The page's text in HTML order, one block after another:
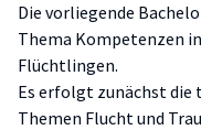
Die vorliegende
Thema Kompetenzen
Flüchtlingen.
Es erfolgt zunächst die
Themen Flucht und